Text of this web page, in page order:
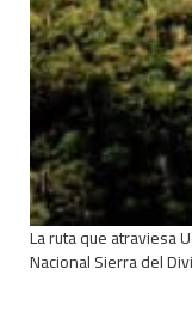
La ruta que atraviesa
Nacional Sierra del